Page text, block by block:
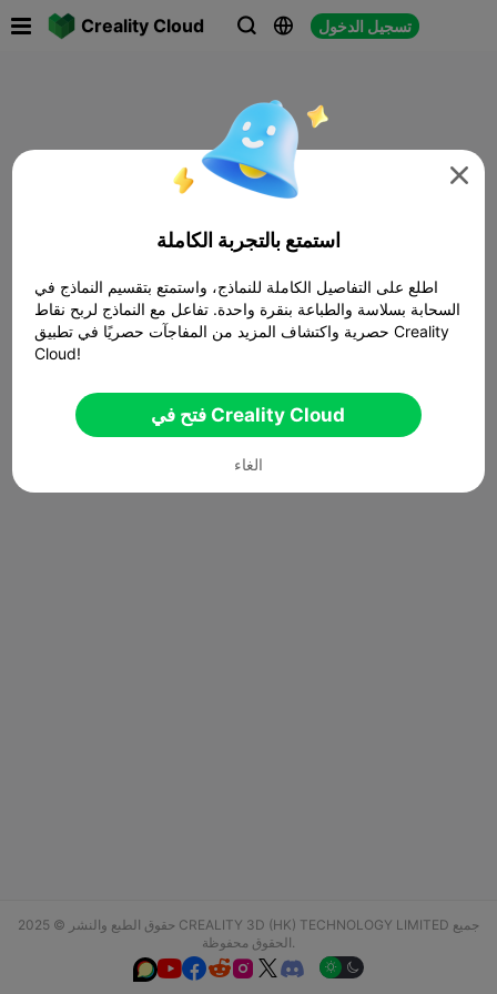
Creality Cloud   تسجيل الدخول
حقوق الطبع والنشر © 2025 CREALITY 3D (HK) TECHNOLOGY LIMITED جميع
الحقوق محفوظة.
  

استمتع بالتجربة الكاملة
اطلع على التفاصيل الكاملة للنماذج، واستمتع بتقسيم النماذج في
السحابة بسلاسة والطباعة بنقرة واحدة. تفاعل مع النماذج لربح نقاط
حصرية واكتشاف المزيد من المفاجآت حصريًا في تطبيق Creality
Cloud!
فتح في Creality Cloud
الغاء